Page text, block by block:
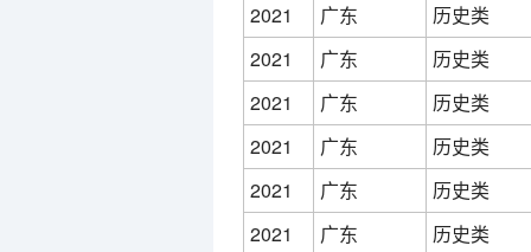
2021
广东
历史类
2021
广东
历史类
2021
广东
历史类
2021
广东
历史类
2021
广东
历史类
2021
广东
历史类